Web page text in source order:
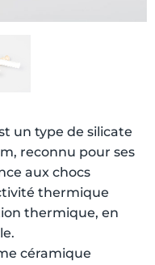
un type de silicate
reconnu pour ses
aux chocs
thermique
thermique, en
céramique